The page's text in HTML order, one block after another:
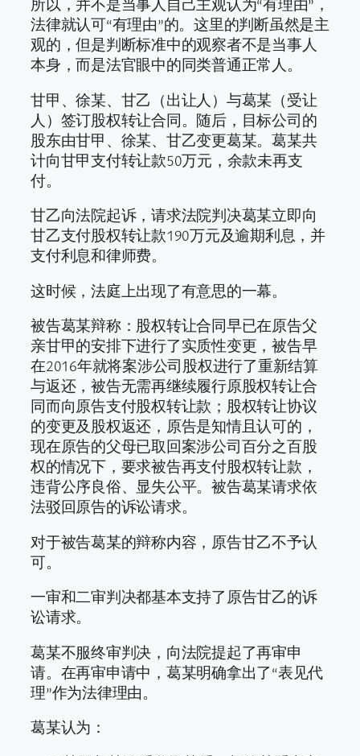
所以，并不是当事人自己主观认为“有理由”，
法律就认可“有理由”的。这里的判断虽然是主
观的，但是判断标准中的观察者不是当事人
本身，而是法官眼中的同类普通正常人。
甘甲、徐某、甘乙（出让人）与葛某（受让
人）签订股权转让合同。随后，目标公司的
股东由甘甲、徐某、甘乙变更葛某。葛某共
计向甘甲支付转让款50万元，余款未再支
付。
甘乙向法院起诉，请求法院判决葛某立即向
甘乙支付股权转让款190万元及逾期利息，并
支付利息和律师费。
这时候，法庭上出现了有意思的一幕。
被告葛某辩称：股权转让合同早已在原告父
亲甘甲的安排下进行了实质性变更，被告早
在2016年就将案涉公司股权进行了重新结算
与返还，被告无需再继续履行原股权转让合
同而向原告支付股权转让款；股权转让协议
的变更及股权返还，原告是知情且认可的，
现在原告的父母已取回案涉公司百分之百股
权的情况下，要求被告再支付股权转让款，
违背公序良俗、显失公平。被告葛某请求依
法驳回原告的诉讼请求。
对于被告葛某的辩称内容，原告甘乙不予认
可。
一审和二审判决都基本支持了原告甘乙的诉
讼请求。
葛某不服终审判决，向法院提起了再审申
请。在再审申请中，葛某明确拿出了“表见代
理”作为法律理由。
葛某认为：